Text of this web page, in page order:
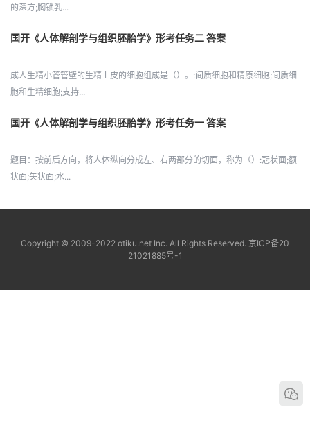
的深方;胸锁乳...
国开《人体解剖学与组织胚胎学》形考任务二 答案
成人生精小管管壁的生精上皮的细胞组成是（）。:间质细胞和精原细胞;间质细
胞和生精细胞;支持...
国开《人体解剖学与组织胚胎学》形考任务一 答案
题目：按前后方向，将人体纵向分成左、右两部分的切面，称为（）:冠状面;额
状面;矢状面;水...
Copyright © 2009-2022 otiku.net Inc. All Rights Reserved. 京ICP备20
21021885号-1